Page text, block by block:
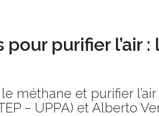
purifier l’air
méthane et purifier l’air
– UPPA) et Alberto